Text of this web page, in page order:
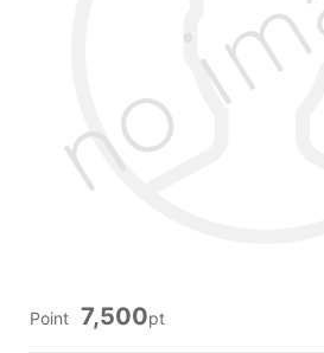
Point 7,500pt